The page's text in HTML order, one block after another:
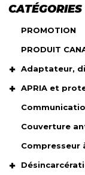
CATÉGORIES
PROMOTION
PRODUIT
Adaptateur,
APRIA et
Couverture
Compresseur